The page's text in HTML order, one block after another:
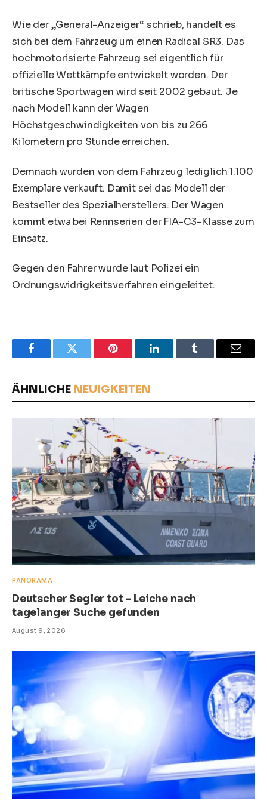
Wie der „General-Anzeiger“ schrieb, handelt es
sich bei dem Fahrzeug um einen Radical SR3. Das
hochmotorisierte Fahrzeug sei eigentlich für
offizielle Wettkämpfe entwickelt worden. Der
britische Sportwagen wird seit 2002 gebaut. Je
nach Modell kann der Wagen
Höchstgeschwindigkeiten von bis zu 266
Kilometern pro Stunde erreichen.
Demnach wurden von dem Fahrzeug lediglich 1.100
Exemplare verkauft. Damit sei das Modell der
Bestseller des Spezialherstellers. Der Wagen
kommt etwa bei Rennserien der FIA-C3-Klasse zum
Einsatz.
Gegen den Fahrer wurde laut Polizei ein
Ordnungswidrigkeitsverfahren eingeleitet.
FacebookTwitter Pinterest LinkedInTumblr Email
ÄHNLICHE NEUIGKEITEN
PANORAMA
Deutscher Segler tot – Leiche nach
tagelanger Suche gefunden
August 9, 2026